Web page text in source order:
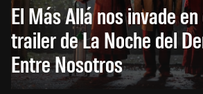
El Más Allá nos invade
trailer de La Noche del
Entre Nosotros